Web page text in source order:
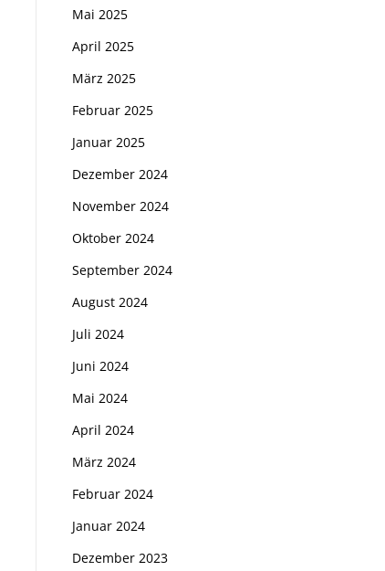
Mai 2025
April 2025
März 2025
Februar 2025
Januar 2025
Dezember 2024
November 2024
Oktober 2024
September 2024
August 2024
Juli 2024
Juni 2024
Mai 2024
April 2024
März 2024
Februar 2024
Januar 2024
Dezember 2023